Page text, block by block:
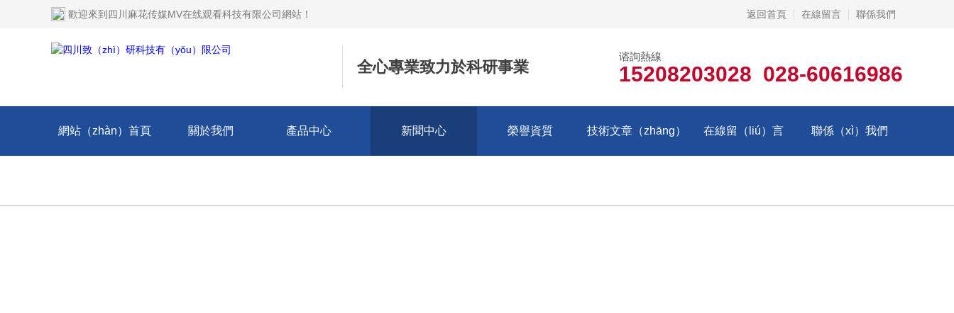
歡迎來到 四川麻花传媒MV在线观看科技有限公司網站 ！ 返回首頁 在線留言 聯係我們
全心專業致力於科研事業
谘詢熱線
15208203028 028-60616986
網站（zhàn）首頁 關於我們 產品中心 新聞中心 榮譽資質 技術文章（zhāng） 在線留（liú）言 聯係（xì）我們